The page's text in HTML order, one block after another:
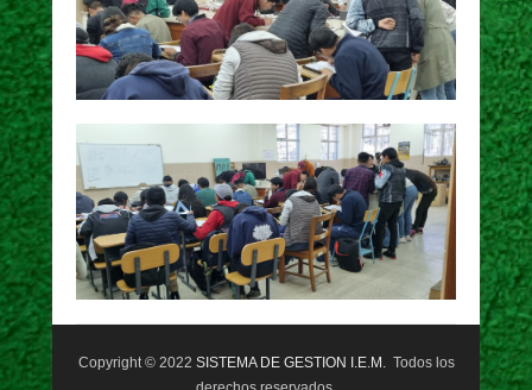
Copyright © 2022 SISTEMA DE GESTION I.E.M.
Todos los